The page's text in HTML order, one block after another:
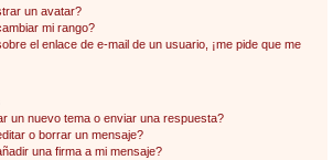
un avatar?
mi rango?
el enlace de e-mail de un usuario, ¡me pide que me
un nuevo tema o enviar una respuesta?
o borrar un mensaje?
una firma a mi mensaje?